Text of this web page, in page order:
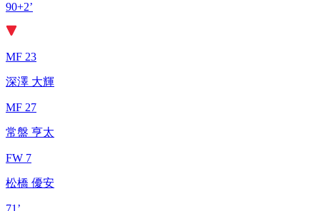
90+2’
MF 23
深澤 大輝
MF 27
常盤 亨太
FW 7
松橋 優安